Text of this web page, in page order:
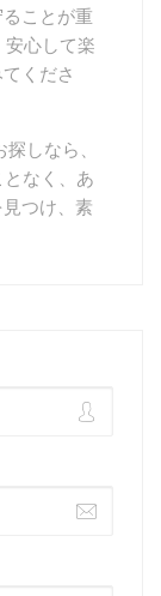
ことが重
心して楽
くださ
しなら、
なく、あ
つけ、素